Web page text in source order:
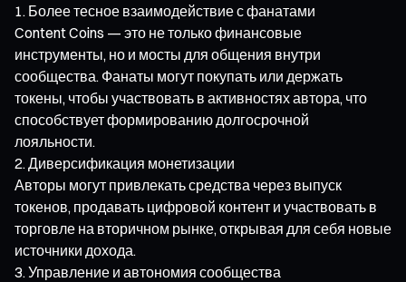
Более тесное взаимодействие с фанатами
Content Coins — это не только финансовые
инструменты, но и мосты для общения внутри
сообщества. Фанаты могут покупать или держать
токены, чтобы участвовать в активностях автора, что
способствует формированию долгосрочной
лояльности.
Диверсификация монетизации
Авторы могут привлекать средства через выпуск
токенов, продавать цифровой контент и участвовать в
торговле на вторичном рынке, открывая для себя новые
источники дохода.
Управление и автономия сообщества